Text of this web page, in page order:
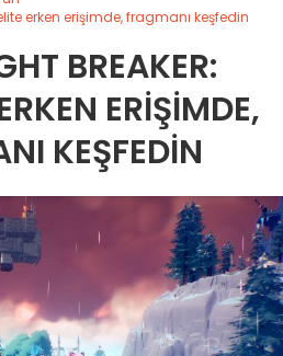
erken erişimde, fragmanı keşfedin
BREAKER:
ERIŞIMDE,
KEŞFEDIN